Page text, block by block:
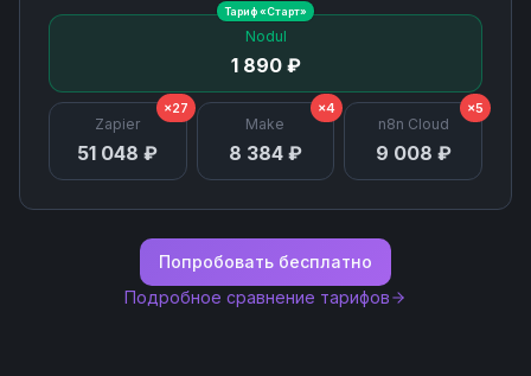
Nodul
1 890 ₽
Тариф «Старт»
Zapier
51 048 ₽
×27
Make
8 384 ₽
×4
n8n Cloud
9 008 ₽
×5
Попробовать бесплатно
Подробное сравнение тарифов